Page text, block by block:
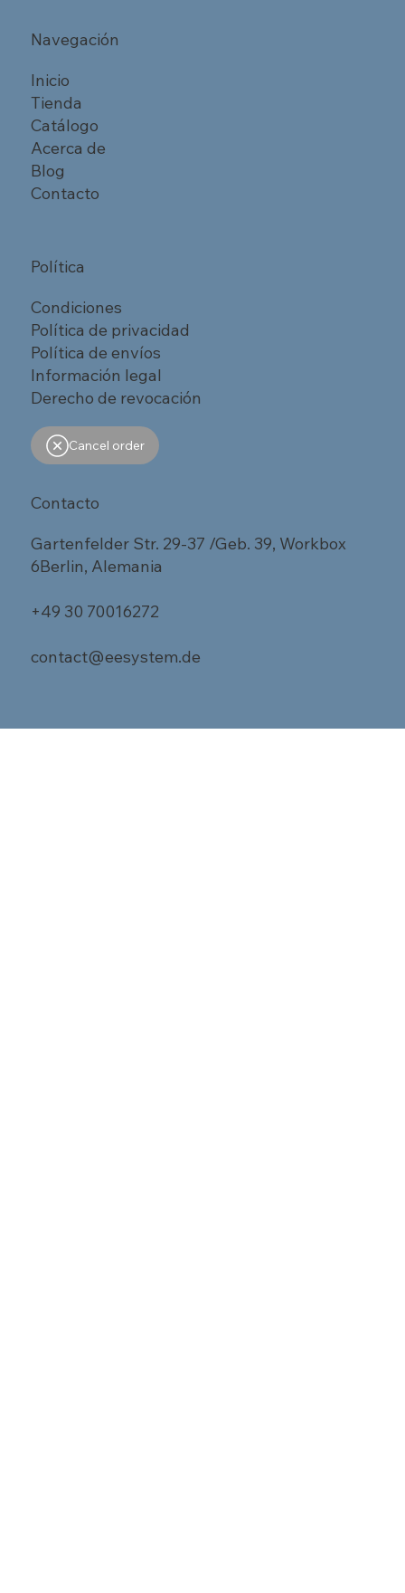
Navegación
Inicio
Tienda
Catálogo
Acerca de
Blog
Contacto
Política
Condiciones
Política de privacidad
Política de envíos
Información legal
Derecho de revocación
Cancel order
Contacto
Gartenfelder Str. 29-37 /Geb. 39, Workbox
6Berlin, Alemania
+49 30 70016272
contact@eesystem.de